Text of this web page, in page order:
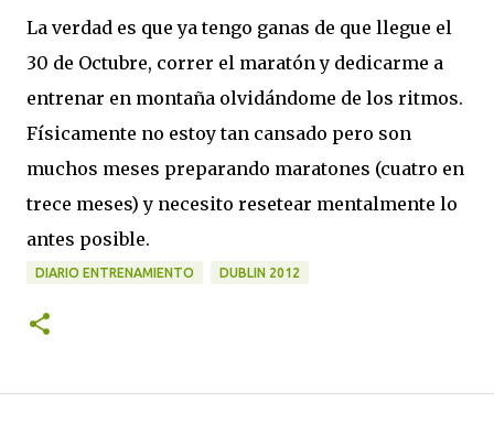
La verdad es que ya tengo ganas de que llegue el
30 de Octubre, correr el maratón y dedicarme a
entrenar en montaña olvidándome de los ritmos.
Físicamente no estoy tan cansado pero son
muchos meses preparando maratones (cuatro en
trece meses) y necesito resetear mentalmente lo
antes posible.
DIARIO ENTRENAMIENTO DUBLIN 2012